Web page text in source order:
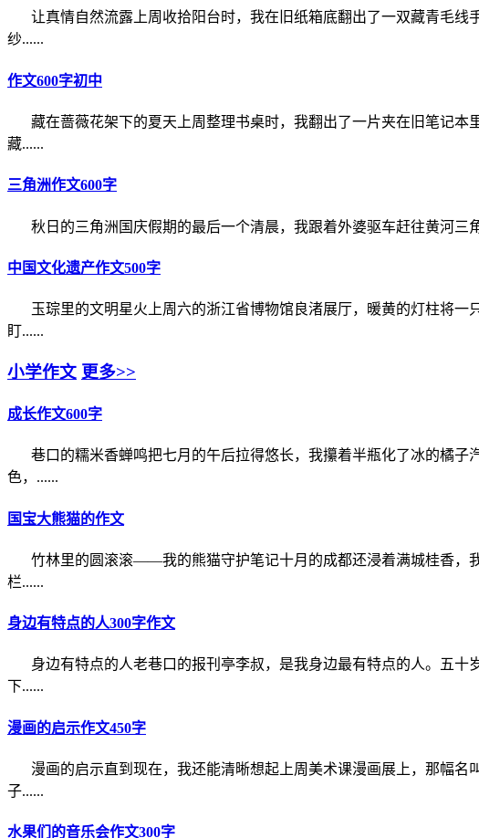
让真情自然流露上周收拾阳台时，我在旧纸箱底翻出了一双藏青毛
纱......
作文600字初中
藏在蔷薇花架下的夏天上周整理书桌时，我翻出了一片夹在旧笔记
藏......
三角洲作文600字
秋日的三角洲国庆假期的最后一个清晨，我跟着外婆驱车赶往黄河
中国文化遗产作文500字
玉琮里的文明星火上周六的浙江省博物馆良渚展厅，暖黄的灯柱将
盯......
小学作文 更多>>
成长作文600字
巷口的糯米香蝉鸣把七月的午后拉得悠长，我攥着半瓶化了冰的橘
色，......
国宝大熊猫的作文
竹林里的圆滚滚——我的熊猫守护笔记十月的成都还浸着满城桂香，
栏......
身边有特点的人300字作文
身边有特点的人老巷口的报刊亭李叔，是我身边最有特点的人。五
下......
漫画的启示作文450字
漫画的启示直到现在，我还能清晰想起上周美术课漫画展上，那幅
子......
水果们的音乐会作文300字